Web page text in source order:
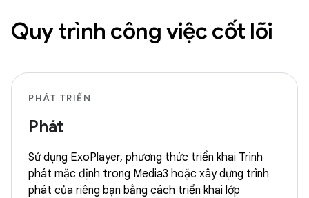
Quy trình công việc cốt lõi
PHÁT TRIỂN
Phát
Sử dụng ExoPlayer, phương thức triển khai Trình
phát mặc định trong Media3 hoặc xây dựng trình
phát của riêng bạn bằng cách triển khai lớp